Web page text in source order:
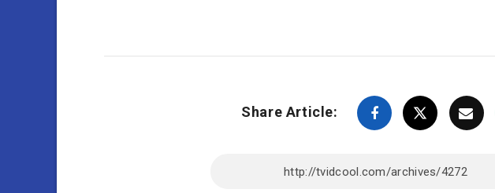
Share Article: